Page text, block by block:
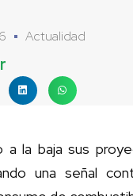
Actualidad
a la baja sus
una señal